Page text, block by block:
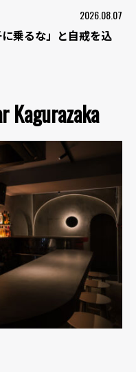
2026.08.07
乗るな」と自戒を込
Kagurazaka